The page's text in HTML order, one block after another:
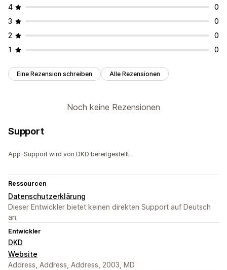
4
0
3
0
2
0
1
0
Eine Rezension schreiben Alle Rezensionen
Noch keine Rezensionen
Support
App-Support wird von DKD bereitgestellt.
Ressourcen
Datenschutzerklärung
Dieser Entwickler bietet keinen direkten Support auf Deutsch
an.
Entwickler
DKD
Website
Address, Address, Address, 2003, MD